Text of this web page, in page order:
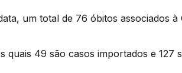
um total de 76 óbitos associados à
quais 49 são casos importados e 127